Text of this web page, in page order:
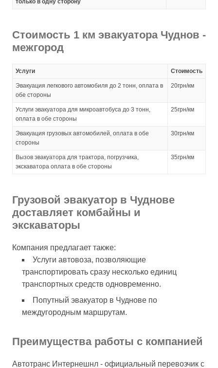
Стоимость 1 км эвакуатора Чуднов -
межгород
Услуги Стоимость
Эвакуация легкового автомобиля до 2 тонн, оплата в
обе стороны
20грн/км
Услуги эвакуатора для микроавтобуса до 3 тонн,
оплата в обе стороны
25грн/км
Эвакуация грузовых автомобилей, оплата в обе
стороны
30грн/км
Вызов эвакуатора для трактора, погрузчика,
экскаватора оплата в обе стороны
35грн/км
Грузовой эвакуатор в Чуднове
доставляет комбайны и
экскаваторы
Компания предлагает также:
Услуги автовоза, позволяющие
транспортировать сразу несколько единиц
транспортных средств одновременно.
Попутный эвакуатор в Чуднове по
междугородным маршрутам.
Преимущества работы с компанией
Автотранс Интернешнл - официальный перевозчик с